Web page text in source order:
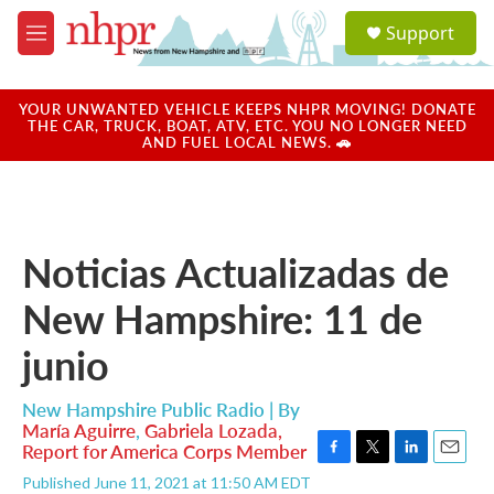
Skip to main content
M
e
u
a
u
Support
YOUR UNWANTED VEHICLE KEEPS NHPR MOVING! DONATE
THE CAR, TRUCK, BOAT, ATV, ETC. YOU NO LONGER NEED
AND FUEL LOCAL NEWS. 🚗
Noticias Actualizadas de
New Hampshire: 11 de
junio
New Hampshire Public Radio | By
María Aguirre, Gabriela Lozada,
Report for America Corps Member
Published June 11, 2021 at 11:50 AM EDT F
T
L
E